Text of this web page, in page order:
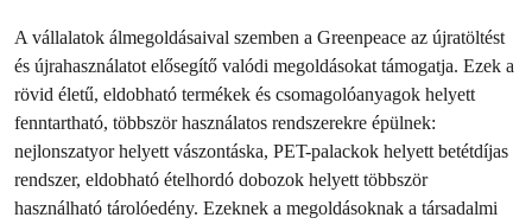
A vállalatok álmegoldásaival szemben a Greenpeace az újratöltést
és újrahasználatot elősegítő valódi megoldásokat támogatja. Ezek a
rövid életű, eldobható termékek és csomagolóanyagok helyett
fenntartható, többször használatos rendszerekre épülnek:
nejlonszatyor helyett vászontáska, PET-palackok helyett betétdíjas
rendszer, eldobható ételhordó dobozok helyett többször
használható tárolóedény. Ezeknek a megoldásoknak a társadalmi